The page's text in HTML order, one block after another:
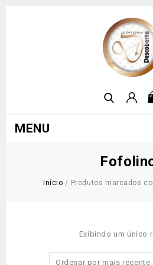
MENU
Início / Produtos marcados
Exibindo um único
Ordenar por mais recente